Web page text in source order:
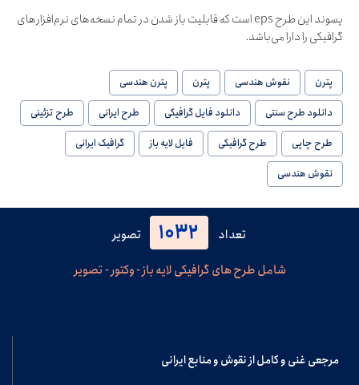
پسوند این طرح eps است که قابلیت باز شدن در تمام نسخه‌های نرم‌افزارهای
گرافیکی را دارا می‌باشد.
پترن نقوش هندسی پترن
پترن هندسی
دانلود طرح سنتی
دانلود فایل گرافیکی طرح ایرانی
طرح تزئینی
طرح چاپی
طرح گرافیکی فایل لایه باز
گرافیک ایرانی
نقوش هندسی
تعداد 1032
تصویر
شامل طرح های گرافیکی لایه باز - وکتور - تصویر
مرجعی غنی و کامل از نقوش و منابع ایرانی